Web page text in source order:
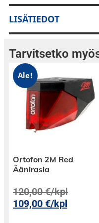
mattainen
tunnelmallinen ja
verkkovirralla tai
erikseen myytäviä
latautuvat
laite on kytketty
LISÄTIEDOT
Tarvitsetko
Ale!
Ortofon 2M Red
Äänirasia
120,00€/kpl
109,00€/kpl